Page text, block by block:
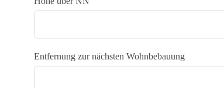
Entfernung zur nächsten Wohnbebauung